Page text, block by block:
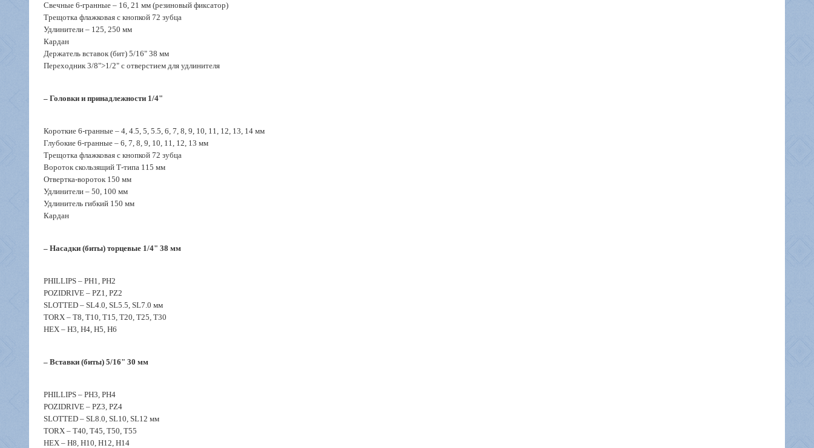
Свечные 6-гранные – 16, 21 мм (резиновый фиксатор)
Трещотка флажковая с кнопкой 72 зубца
Удлинители – 125, 250 мм
Кардан
Держатель вставок (бит) 5/16" 38 мм
Переходник 3/8">1/2" с отверстием для удлинителя
– Головки и принадлежности 1/4"
Короткие 6-гранные – 4, 4.5, 5, 5.5, 6, 7, 8, 9, 10, 11, 12, 13, 14 мм
Глубокие 6-гранные – 6, 7, 8, 9, 10, 11, 12, 13 мм
Трещотка флажковая с кнопкой 72 зубца
Вороток скользящий Т-типа 115 мм
Отвертка-вороток 150 мм
Удлинители – 50, 100 мм
Удлинитель гибкий 150 мм
Кардан
– Насадки (биты) торцевые 1/4" 38 мм
PHILLIPS – PH1, PH2
POZIDRIVE – PZ1, PZ2
SLOTTED – SL4.0, SL5.5, SL7.0 мм
TORX – T8, T10, T15, T20, T25, T30
HEX – H3, H4, H5, H6
– Вставки (биты) 5/16" 30 мм
PHILLIPS – PH3, PH4
POZIDRIVE – PZ3, PZ4
SLOTTED – SL8.0, SL10, SL12 мм
TORX – T40, T45, T50, T55
HEX – H8, H10, H12, H14